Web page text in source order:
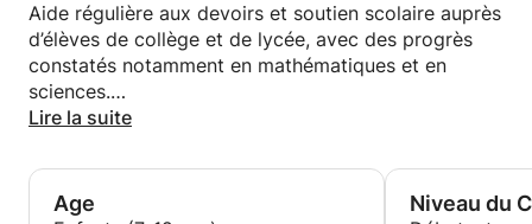
ligne.
Aide régulière aux devoirs et soutien scolaire auprès
d’élèves de collège et de lycée, avec des progrès
constatés notamment en mathématiques et en
sciences.
organisation des révisions, préparation aux examens
et conseils pratiques pour gagner en efficacité.
Lire la suite
Age Niveau du